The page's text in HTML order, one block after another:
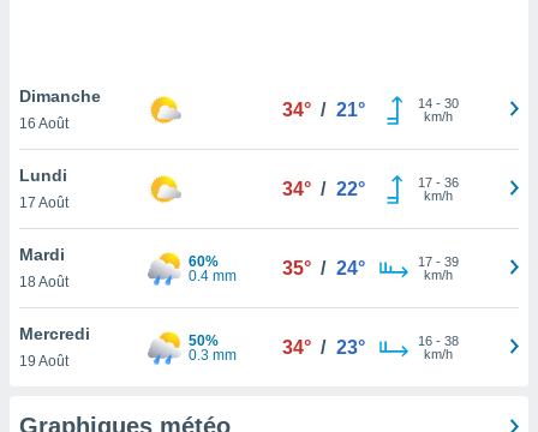
notre
que
et que
Dimanche
16 Août
34° / 21° 14- 30
km/h
Lundi
17 Août
34° / 22° 17- 36
km/h
Mardi
18 Août
60%
0.4 mm
35° / 24° 17- 39
km/h
Mercredi
19 Août
50%
0.3 mm
34° / 23° 16- 38
km/h
Graphiques météo